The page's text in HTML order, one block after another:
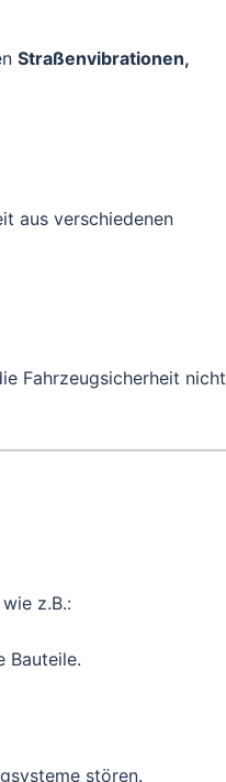
Straßenvibrationen,
aus verschiedenen
Fahrzeugsicherheit nicht
z.B.:
Bauteile.
stören.